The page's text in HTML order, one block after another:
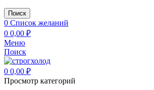
Поиск
0 Список желаний
0 0,00 ₽
Меню
Поиск
0 0,00 ₽
Просмотр категорий